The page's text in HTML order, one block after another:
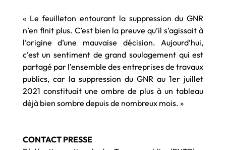
« Le feuilleton entourant la suppression du GNR
n’en finit plus. C’est bien la preuve qu’il s’agissait à
l’origine d’une mauvaise décision. Aujourd’hui,
c’est un sentiment de grand soulagement qui est
partagé par l’ensemble des entreprises de travaux
publics, car la suppression du GNR au 1er juillet
2021 constituait une ombre de plus à un tableau
déjà bien sombre depuis de nombreux mois. »
CONTACT PRESSE